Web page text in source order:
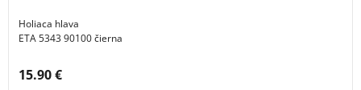
Holiaca hlava
ETA 5343 90100 čierna
Cena s DPH:
15.90 €